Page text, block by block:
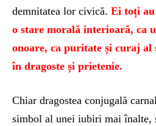
demnitatea lor civică. Ei toți
o stare morală interioară, ca
onoare, ca puritate și curaj
în dragoste și prietenie.
Chiar dragostea conjugală
simbol al unei iubiri mai înalte,